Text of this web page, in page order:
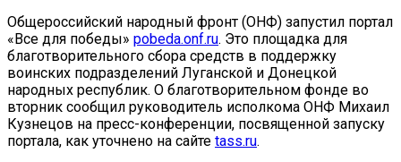
Общероссийский народный фронт (ОНФ) запустил портал
«Все для победы» pobeda.onf.ru. Это площадка для
благотворительного сбора средств в поддержку
воинских подразделений Луганской и Донецкой
народных республик. О благотворительном фонде во
вторник сообщил руководитель исполкома ОНФ Михаил
Кузнецов на пресс-конференции, посвященной запуску
портала, как уточнено на сайте tass.ru.